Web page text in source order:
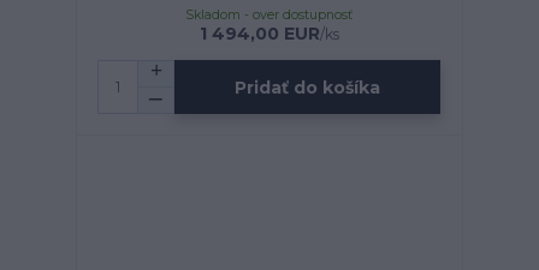
1 494,00 EUR/ks
Skladom - over dostupnosť
Pridať do košíka